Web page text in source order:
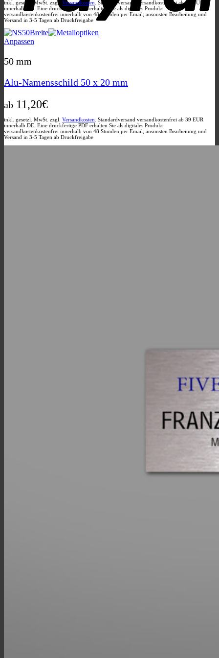
auf
der
Produktseite
gewählt
werden
inkl. gesetzl. MwSt. zzgl. Versandkosten . Standardversand versandkostenfrei ab 39 EUR
innerhalb DE. Eine druckfertige PDF erhalten Sie als digitales Produkt
versandkostenkostenfrei innerhalb von 48 Stunden per Email; ansonsten Bearbeitung und
Versand in 3-5 Tagen ab Druckfreigabe
Anpassen
auf.
Optionen
auf
der
Produktseite
gewählt
50 mm
Alu-Namensschild 50 x 20 mm
ab 11,20€
inkl. gesetzl. MwSt. zzgl. Versandkosten . Standardversand versandkostenfrei ab 39 EUR
innerhalb DE. Eine druckfertige PDF erhalten Sie als digitales Produkt
versandkostenkostenfrei innerhalb von 48 Stunden per Email; ansonsten Bearbeitung und
Versand in 3-5 Tagen ab Druckfreigabe